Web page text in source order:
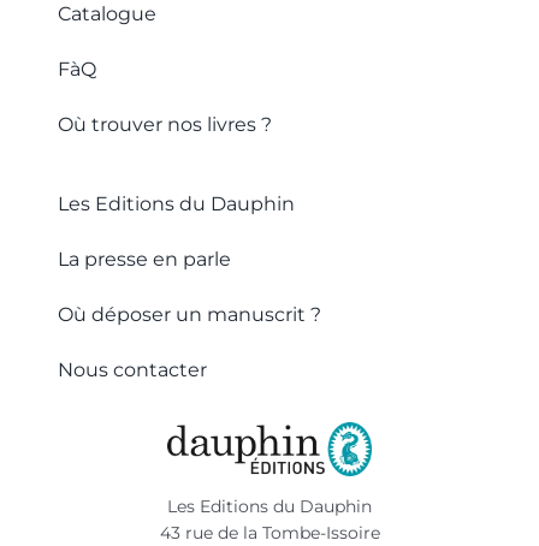
Catalogue
FàQ
Où trouver nos livres ?
Les Editions du Dauphin
La presse en parle
Où déposer un manuscrit ?
Nous contacter
Les Editions du Dauphin
43 rue de la Tombe-Issoire